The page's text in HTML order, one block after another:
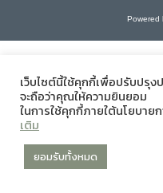
Powered
เว็บไซต์นี้ใช้คุกกี้เพื่อปรับปรุง
จะถือว่าคุณให้ความยินยอม
ในการใช้คุกกี้ภายใต้นโยบาย
เติม
ยอมรับทั้งหมด